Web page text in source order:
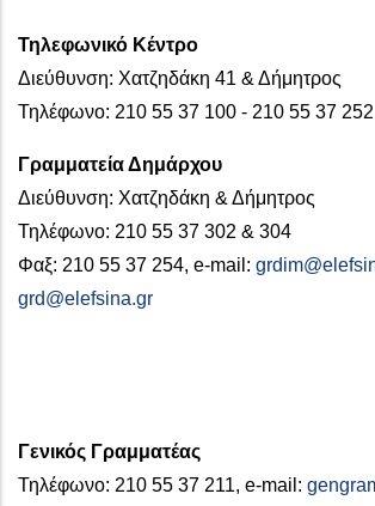
Τηλεφωνικό Κέντρο
Διεύθυνση: Χατζηδάκη 41 & Δήμητρος
Τηλέφωνο: 210 55 37 100 - 210 55 37 252
Γραμματεία Δημάρχου
Διεύθυνση: Χατζηδάκη & Δήμητρος
Τηλέφωνο: 210 55 37 302 & 304
Φαξ: 210 55 37 254, e-mail:
grd@elefsina.gr
Γενικός Γραμματέας
Τηλέφωνο: 210 55 37 211, e-mail: